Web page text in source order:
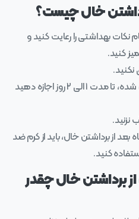
خال چیست؟
نکات بهداشتی را رعایت کنید و
کنید.
نکنید.
اگر ناحیه مورد نظر پانسمان شده، تا مدت ۱ الی ۲ روز اجازه دهید
نزنید.
از برداشتن خال، باید از کرم ضد
کنید.
برداشتن خال چقدر